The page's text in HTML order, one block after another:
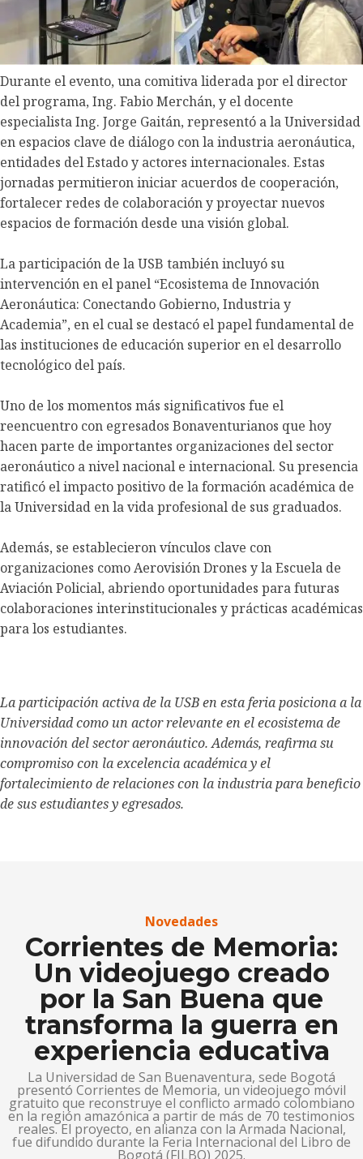
Durante el evento, una comitiva liderada por el director
del programa, Ing. Fabio Merchán, y el docente
especialista Ing. Jorge Gaitán, representó a la Universidad
en espacios clave de diálogo con la industria aeronáutica,
entidades del Estado y actores internacionales. Estas
jornadas permitieron iniciar acuerdos de cooperación,
fortalecer redes de colaboración y proyectar nuevos
espacios de formación desde una visión global.
La participación de la USB también incluyó su
intervención en el panel “Ecosistema de Innovación
Aeronáutica: Conectando Gobierno, Industria y
Academia”, en el cual se destacó el papel fundamental de
las instituciones de educación superior en el desarrollo
tecnológico del país.
Uno de los momentos más significativos fue el
reencuentro con egresados Bonaventurianos que hoy
hacen parte de importantes organizaciones del sector
aeronáutico a nivel nacional e internacional. Su presencia
ratificó el impacto positivo de la formación académica de
la Universidad en la vida profesional de sus graduados.
Además, se establecieron vínculos clave con
organizaciones como Aerovisión Drones y la Escuela de
Aviación Policial, abriendo oportunidades para futuras
colaboraciones interinstitucionales y prácticas académicas
para los estudiantes.
La participación activa de la USB en esta feria posiciona a la
Universidad como un actor relevante en el ecosistema de
innovación del sector aeronáutico. Además, reafirma su
compromiso con la excelencia académica y el
fortalecimiento de relaciones con la industria para beneficio
de sus estudiantes y egresados.
Novedades
Corrientes de Memoria:
Un videojuego creado
por la San Buena que
transforma la guerra en
experiencia educativa
La Universidad de San Buenaventura, sede Bogotá
presentó Corrientes de Memoria, un videojuego móvil
gratuito que reconstruye el conflicto armado colombiano
en la región amazónica a partir de más de 70 testimonios
reales. El proyecto, en alianza con la Armada Nacional,
fue difundido durante la Feria Internacional del Libro de
Bogotá (FILBO) 2025.